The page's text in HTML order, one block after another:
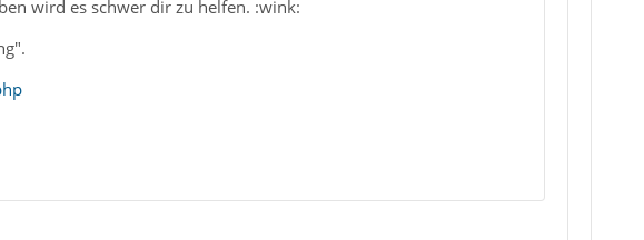
wird es schwer dir zu helfen. :wink: